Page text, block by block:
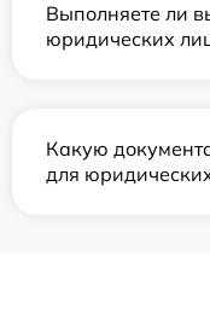
Выполняете ли
юридических
Какую
для